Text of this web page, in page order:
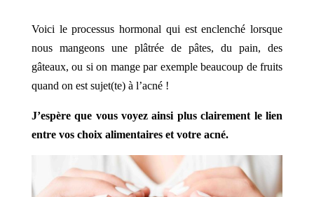
Voici le processus hormonal qui est enclenché lorsque
nous mangeons une plâtrée de pâtes, du pain, des
gâteaux, ou si on mange par exemple beaucoup de fruits
quand on est sujet(te) à l’acné !
J’espère que vous voyez ainsi plus clairement le lien
entre vos choix alimentaires et votre acné.